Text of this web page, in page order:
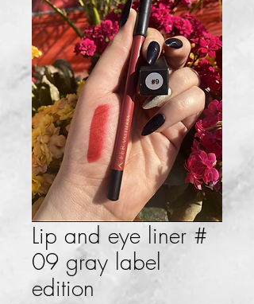
Lip and eye liner #
09 gray label
edition